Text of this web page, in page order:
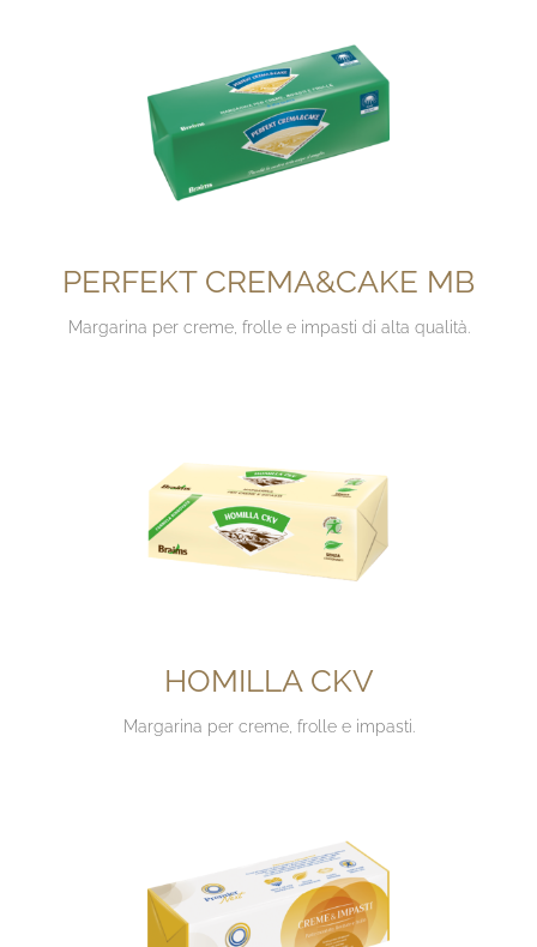
PERFEKT CREMA&CAKE MB
Margarina per creme, frolle e impasti di alta qualità.
HOMILLA CKV
Margarina per creme, frolle e impasti.